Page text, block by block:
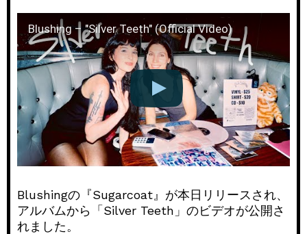
Blushing – "Silver Teeth" (Official Video)
Blushingの『Sugarcoat』が本日リリースされ、
アルバムから「Silver Teeth」のビデオが公開さ
れました。